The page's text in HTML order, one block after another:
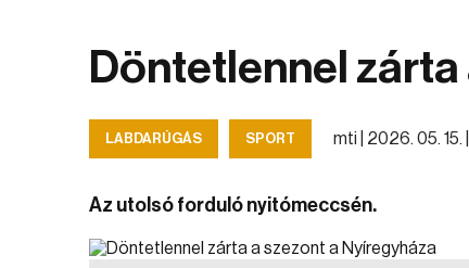
Döntetlennel zárta
LABDARÚGÁS SPORT mti | 2026. 05. 15.
Az utolsó forduló nyitómeccsén.